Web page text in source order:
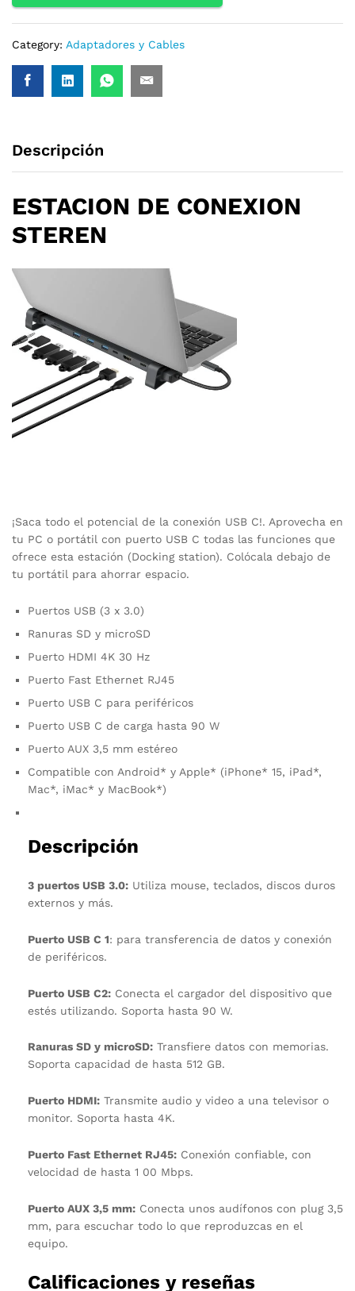
quantity
Category: Adaptadores y Cables
Descripción
ESTACION DE CONEXION
STEREN
¡Saca todo el potencial de la conexión USB C!. Aprovecha en
tu PC o portátil con puerto USB C todas las funciones que
ofrece esta estación (Docking station). Colócala debajo de
tu portátil para ahorrar espacio.
Puertos USB (3 x 3.0)
Ranuras SD y microSD
Puerto HDMI 4K 30 Hz
Puerto Fast Ethernet RJ45
Puerto USB C para periféricos
Puerto USB C de carga hasta 90 W
Puerto AUX 3,5 mm estéreo
Compatible con Android* y Apple* (iPhone* 15, iPad*,
Mac*, iMac* y MacBook*)
Descripción
3 puertos USB 3.0: Utiliza mouse, teclados, discos duros
externos y más.
Puerto USB C 1: para transferencia de datos y conexión
de periféricos.
Puerto USB C2: Conecta el cargador del dispositivo que
estés utilizando. Soporta hasta 90 W.
Ranuras SD y microSD: Transfiere datos con memorias.
Soporta capacidad de hasta 512 GB.
Puerto HDMI: Transmite audio y video a una televisor o
monitor. Soporta hasta 4K.
Puerto Fast Ethernet RJ45: Conexión confiable, con
velocidad de hasta 1 00 Mbps.
Puerto AUX 3,5 mm: Conecta unos audífonos con plug 3,5
mm, para escuchar todo lo que reproduzcas en el
equipo.
Calificaciones y reseñas